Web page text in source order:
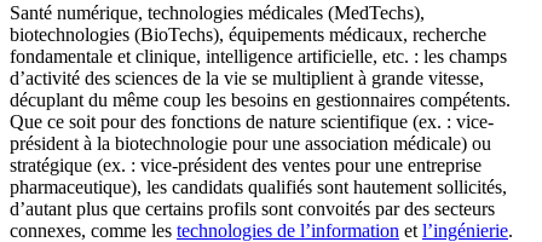
Santé numérique, technologies médicales (MedTechs),
biotechnologies (BioTechs), équipements médicaux, recherche
fondamentale et clinique, intelligence artificielle, etc. : les champs
d’activité des sciences de la vie se multiplient à grande vitesse,
décuplant du même coup les besoins en gestionnaires compétents.
Que ce soit pour des fonctions de nature scientifique (ex. : vice-
président à la biotechnologie pour une association médicale) ou
stratégique (ex. : vice-président des ventes pour une entreprise
pharmaceutique), les candidats qualifiés sont hautement sollicités,
d’autant plus que certains profils sont convoités par des secteurs
connexes, comme les technologies de l’information et l’ingénierie.